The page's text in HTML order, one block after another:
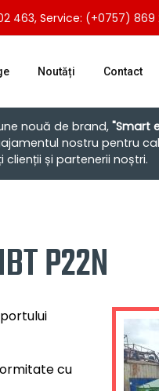
463, Service: (+0757) 869
Noutăți Contact
nouă de brand, "Smart
nostru pentru
și partenerii noștri.
P22N
cu